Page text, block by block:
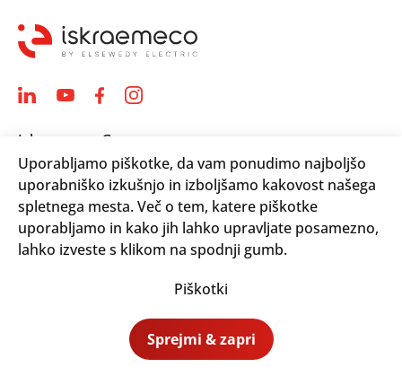
Iskraemeco Group
Savska loka 4
4000 Kranj, Slovenija
Telephone: +(386) 4 206 4000
Email: info@iskraemeco.com
Uporabljamo piškotke, da vam ponudimo najboljšo
uporabniško izkušnjo in izboljšamo kakovost našega
spletnega mesta. Več o tem, katere piškotke
uporabljamo in kako jih lahko upravljate posamezno,
lahko izveste s klikom na spodnji gumb.
Piškotki
Sprejmi & zapri